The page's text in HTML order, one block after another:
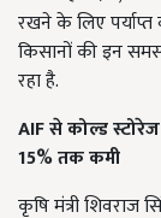
रखने के लिए पर्याप्त
किसानों की इन
रहा है.
AIFसे कोल्ड
15%तक कमी
कृषि मंत्री शिवराज